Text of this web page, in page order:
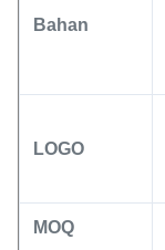
Bahan
LOGO
MOQ